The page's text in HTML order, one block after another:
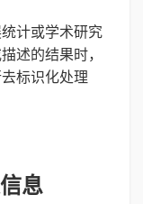
计或学术研究
述的结果时，
标识化处理
息